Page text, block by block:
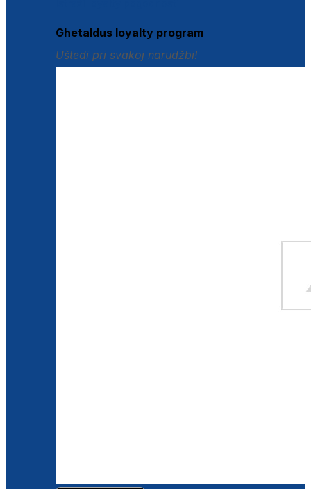
Ghetaldus loyalty program
Uštedi pri svakoj narudžbi!